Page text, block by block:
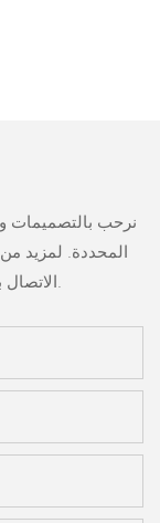
نرحب بالتصميمات
المحددة. لمزيد من